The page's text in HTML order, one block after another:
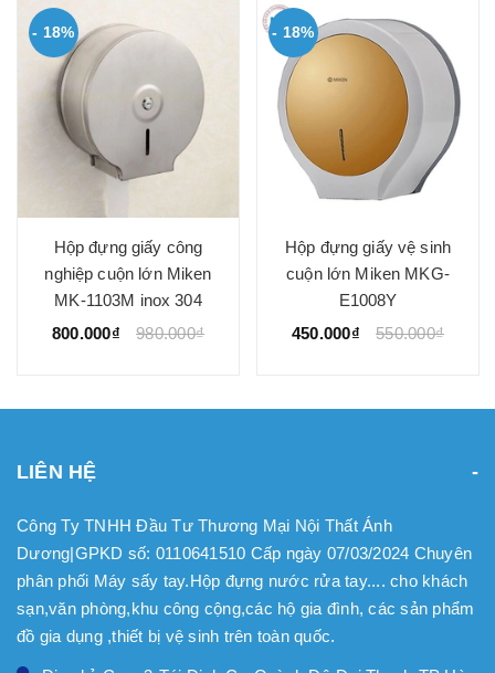
- 18%
Hộp đựng giấy công
nghiệp cuộn lớn Miken
MK-1103M inox 304
800.000₫
980.000₫
- 18%
Hộp đựng giấy vệ sinh
cuộn lớn Miken MKG-
E1008Y
450.000₫
550.000₫
LIÊN HỆ
Công Ty TNHH Đầu Tư Thương Mại Nội Thất Ánh
Dương|GPKD số: 0110641510 Cấp ngày 07/03/2024 Chuyên
phân phối Máy sấy tay.Hộp đựng nước rửa tay.... cho khách
sạn,văn phòng,khu công cộng,các hộ gia đình, các sản phẩm
đồ gia dụng ,thiết bị vệ sinh trên toàn quốc.